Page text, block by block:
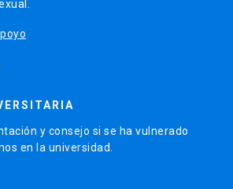
y consejo si se ha vulnerado
en la universidad.